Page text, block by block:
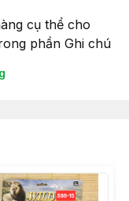
cụ thể cho
phần Ghi chú
lắp đầy đủ pin
hàng của
kết của Sàn
tin về Giao hàng